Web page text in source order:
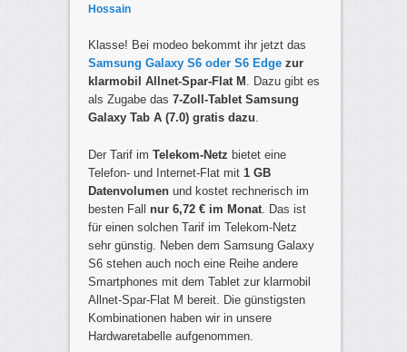
Hossain
Klasse! Bei modeo bekommt ihr jetzt das
Samsung Galaxy S6 oder S6 Edgezur
klarmobil Allnet-Spar-Flat M
. Dazu gibt es
als Zugabe das 7-Zoll-Tablet Samsung
Galaxy Tab A (7.0) gratis dazu
Der Tarif im Telekom-Netz bietet eine
Telefon- und Internet-Flat mit 1 GB
Datenvolumen und kostet rechnerisch im
besten Fall nur 6,72 € im Monat. Das ist
für einen solchen Tarif im Telekom-Netz
sehr günstig. Neben dem Samsung Galaxy
S6 stehen auch noch eine Reihe andere
Smartphones mit dem Tablet zur klarmobil
Allnet-Spar-Flat M bereit. Die günstigsten
Kombinationen haben wir in unsere
Hardwaretabelle aufgenommen.